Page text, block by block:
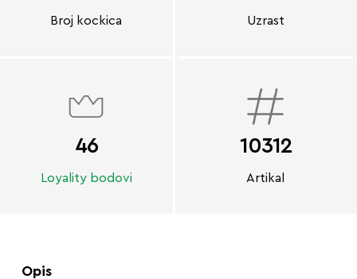
Broj kockica Uzrast
46
Loyality bodovi
10312
Artikal
Opis